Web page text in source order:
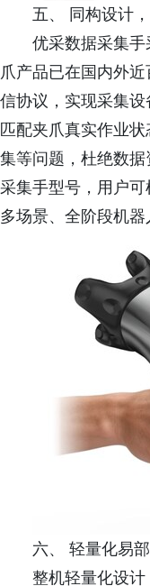
五、 同构设计
优采数据采集
爪产品已在国内外
信协议，实现采集
匹配夹爪真实作业
集等问题，杜绝数
采集手型号，用户
多场景、全阶段机
六、 轻量化易
整机轻量化设